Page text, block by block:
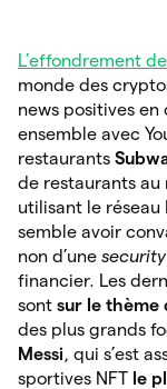
L’effondrement
monde des
news positives
ensemble avec
restaurants
de restaurants au
utilisant le réseau
semble avoir
non d’une security
financier. Les
sont sur le thème
des plus grands
Messi, qui s’est
sportives NFT le